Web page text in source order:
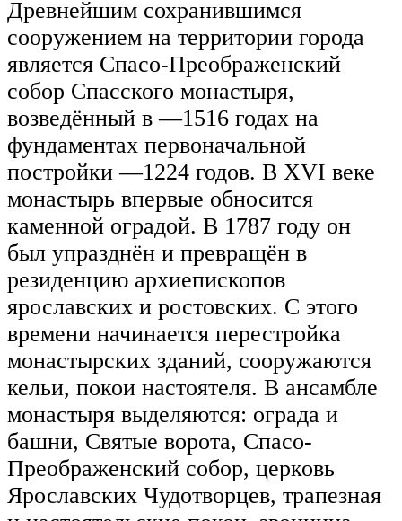
Древнейшим сохранившимся
сооружением на территории города
является Спасо-Преображенский
собор Спасского монастыря,
возведённый в —1516 годах на
фундаментах первоначальной
постройки —1224 годов. В XVI веке
монастырь впервые обносится
каменной оградой. В 1787 году он
был упразднён и превращён в
резиденцию архиепископов
ярославских и ростовских. С этого
времени начинается перестройка
монастырских зданий, сооружаются
кельи, покои настоятеля. В ансамбле
монастыря выделяются: ограда и
башни, Святые ворота, Спасо-
Преображенский собор, церковь
Ярославских Чудотворцев, трапезная